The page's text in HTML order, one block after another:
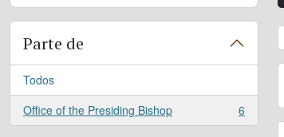
Parte de
Todos
Office of the Presiding Bishop
, 6 resultados 6